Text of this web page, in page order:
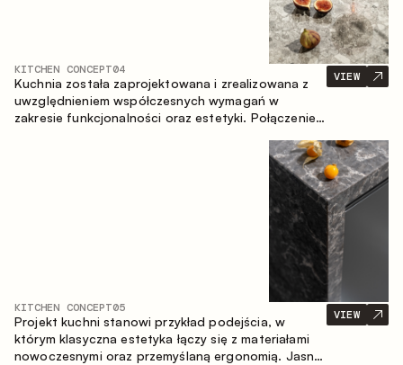
KITCHEN CONCEPT04
Kuchnia została zaprojektowana i zrealizowana z
uwzględnieniem współczesnych wymagań w
zakresie funkcjonalności oraz estetyki. Połączenie
VIEW
KITCHEN CONCEPT05
Projekt kuchni stanowi przykład podejścia, w
którym klasyczna estetyka łączy się z materiałami
nowoczesnymi oraz przemyślaną ergonomią. Jasna
VIEW